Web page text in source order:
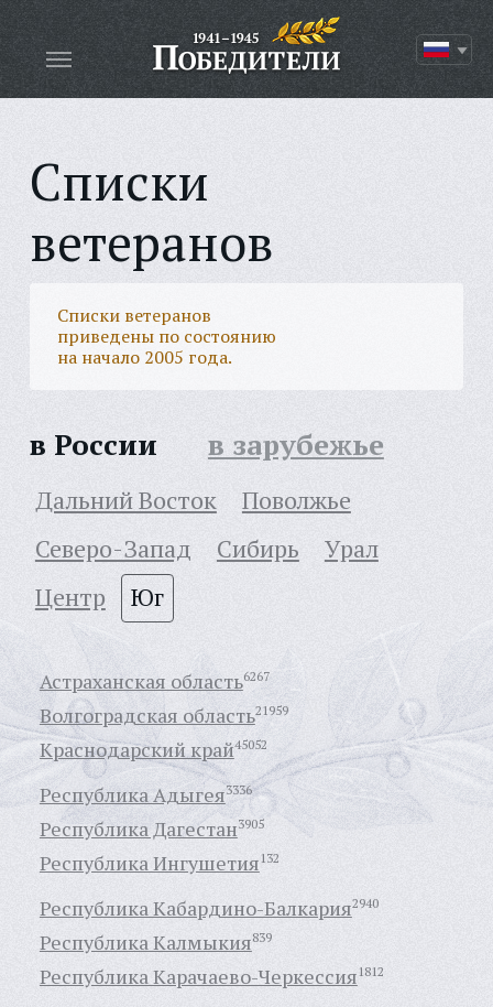
Списки
ветеранов
Списки ветеранов
приведены по состоянию
на начало 2005 года.
в России в зарубежье
Дальний Восток
Поволжье
Северо-Запад
Сибирь
Урал
Центр
Юг
Астраханская область6267
Волгоградская область21959
Краснодарский край45052
Республика Адыгея3336
Республика Дагестан3905
Республика Ингушетия132
Республика Кабардино-Балкария2940
Республика Калмыкия839
Республика Карачаево-Черкессия1812